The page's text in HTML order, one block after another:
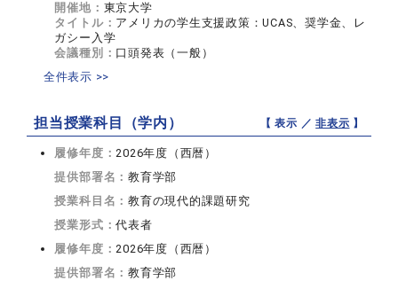
開催地： 東京大学
タイトル： アメリカの学生支援政策：UCAS、奨学金、レ
ガシー入学
会議種別： 口頭発表（一般）
全件表示 >>
担当授業科目（学内） 【 表示 ／非表示 】
履修年度：2026年度（西暦）
提供部署名：教育学部
授業科目名：教育の現代的課題研究
授業形式：代表者
履修年度：2026年度（西暦）
提供部署名：教育学部